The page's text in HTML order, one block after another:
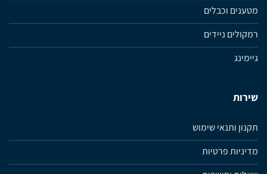
מטענים וכבלים
רמקולים ניידים
גיימינג
שירות
תקנון ותנאי שימוש
מדיניות פרטיות